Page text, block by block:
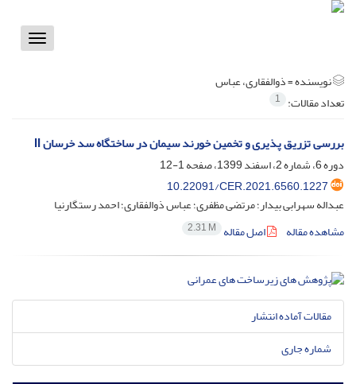
Toggle
نویسنده =ذوالفقاری، عباس
تعداد مقالات: 1
بررسی تزریق پذیری و تخمین خورند سیمان در ساختگاه سد خرسان II
دوره 6، شماره 2، اسفند 1399، صفحه
1-12
10.22091/CER.2021.6560.1227
عبداله سهرابی بیدار؛ مرتضی مظفری؛ عباس ذوالفقاری؛ احمد رستگارنیا
مشاهده مقاله
اصل مقاله 2.31 M
مقالات آماده انتشار
شماره جاری